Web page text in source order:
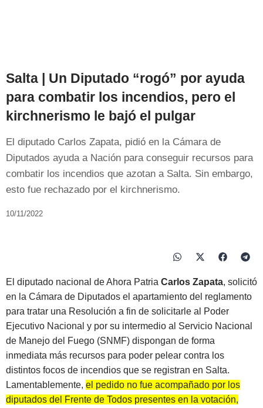
Salta | Un Diputado “rogó” por ayuda
para combatir los incendios, pero el
kirchnerismo le bajó el pulgar
El diputado Carlos Zapata, pidió en la Cámara de
Diputados ayuda a Nación para conseguir recursos para
combatir los incendios que azotan a Salta. Sin embargo,
esto fue rechazado por el kirchnerismo.
10/11/2022
El diputado nacional de Ahora Patria Carlos Zapata, solicitó
en la Cámara de Diputados el apartamiento del reglamento
para tratar una Resolución a fin de solicitarle al Poder
Ejecutivo Nacional y por su intermedio al Servicio Nacional
de Manejo del Fuego (SNMF) dispongan de forma
inmediata más recursos para poder pelear contra los
distintos focos de incendios que se registran en Salta.
Lamentablemente, el pedido no fue acompañado por los
diputados del Frente de Todos presentes en la votación,